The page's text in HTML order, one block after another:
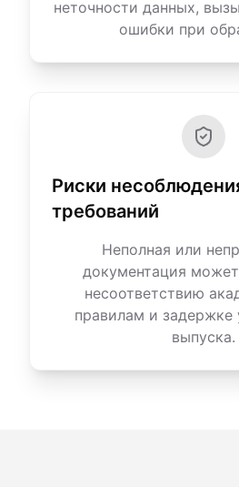
неточности данных,
ошибки при
Риски
требований
Неполная или
документация
несоответствию
правилам и задержке
выпуска.